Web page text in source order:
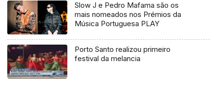
Slow J e Pedro Mafama são os
mais nomeados nos Prémios da
Música Portuguesa PLAY
Porto Santo realizou primeiro
festival da melancia